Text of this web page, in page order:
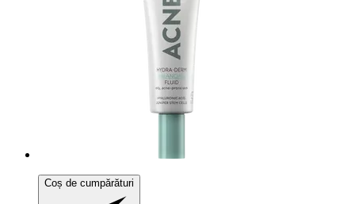
Coș de cumpărături